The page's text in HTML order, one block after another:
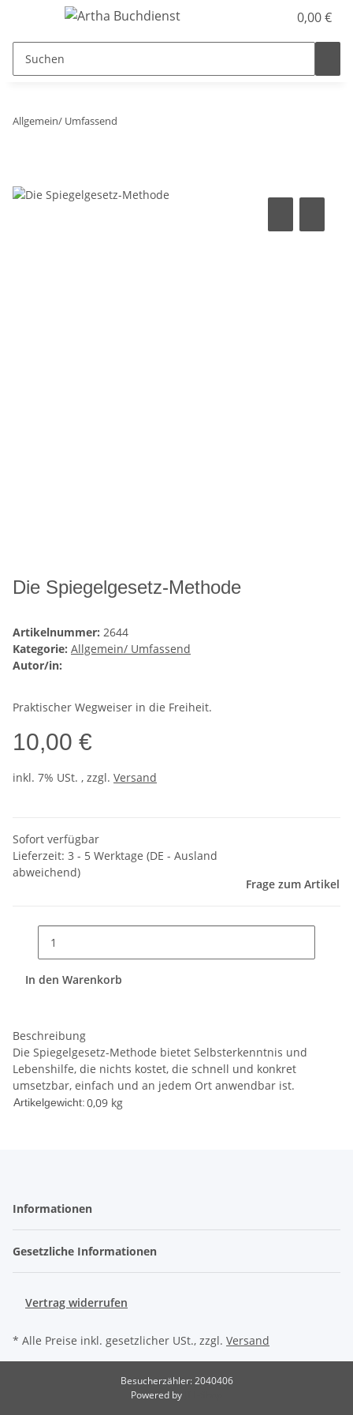
0,00 €
Allgemein/ Umfassend
Die Spiegelgesetz-Methode
Artikelnummer: 2644
Kategorie: Allgemein/ Umfassend
Autor/in:
Praktischer Wegweiser in die Freiheit.
10,00 €
inkl. 7% USt. , zzgl. Versand
Sofort verfügbar
Lieferzeit: 3 - 5 Werktage (DE - Ausland
abweichend)
Frage zum Artikel
In den Warenkorb
Beschreibung
Die Spiegelgesetz-Methode bietet Selbsterkenntnis und
Lebenshilfe, die nichts kostet, die schnell und konkret
umsetzbar, einfach und an jedem Ort anwendbar ist.
Artikelgewicht:0,09 kg
Informationen
Gesetzliche Informationen
Vertrag widerrufen
* Alle Preise inkl. gesetzlicher USt., zzgl. Versand
Besucherzähler: 2040406
Powered by